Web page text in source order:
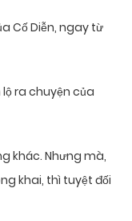
Cố Diễn, ngay từ
ra chuyện của
khác. Nhưng mà,
khai, thì tuyệt đối